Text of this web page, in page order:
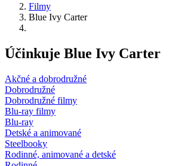
Filmy
Blue Ivy Carter
Účinkuje Blue Ivy Carter
Akčné a dobrodružné
Dobrodružné
Dobrodružné filmy
Blu-ray filmy
Blu-ray
Detské a animované
Steelbooky
Rodinné, animované a detské